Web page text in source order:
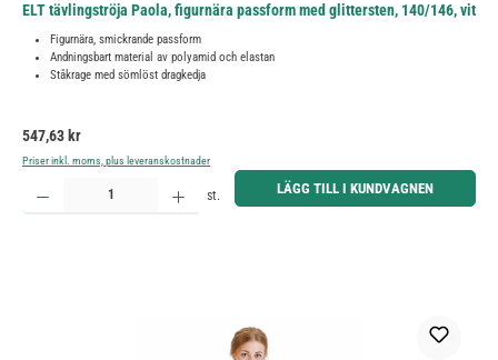
ELT tävlingströja Paola, figurnära passform med glittersten, 140/146, vit
Figurnära, smickrande passform
Andningsbart material av polyamid och elastan
Ståkrage med sömlöst dragkedja
Ordinarie pris:
547,63 kr
Priser inkl. moms, plus leveranskostnader
Produktkvantitet: Ange önskat belopp eller använd knapparna för att öka eller minska kvantiteten.
st. LÄGG TILL I KUNDVAGNEN